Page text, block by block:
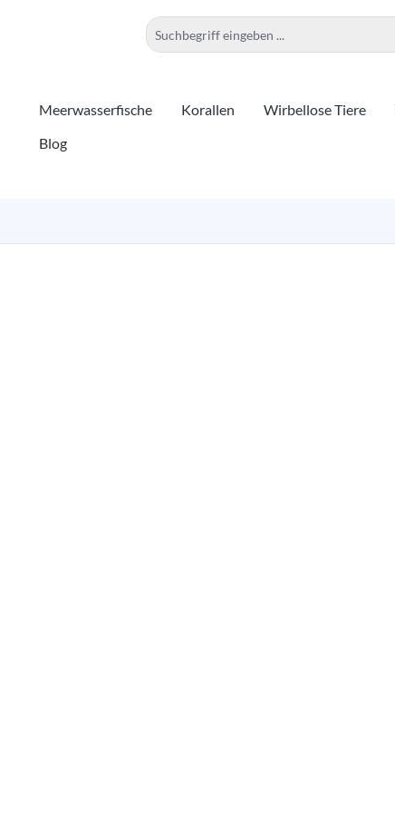
Meerwasserfische Korallen Wirbellose Tiere
Blog